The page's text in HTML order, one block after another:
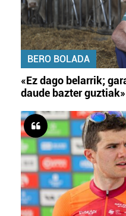
BERO BOLADA
«Ez dago belarrik;
daude bazter guztiak»